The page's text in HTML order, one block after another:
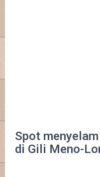
Spot
di Gili Meno-